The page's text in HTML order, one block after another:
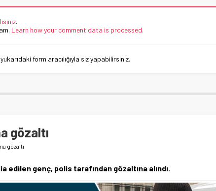
.
Learn how your comment data is processed.
form aracılığıyla siz yapabilirsiniz.
gözaltı
gözaltı
edilen genç, polis tarafından gözaltına alındı.